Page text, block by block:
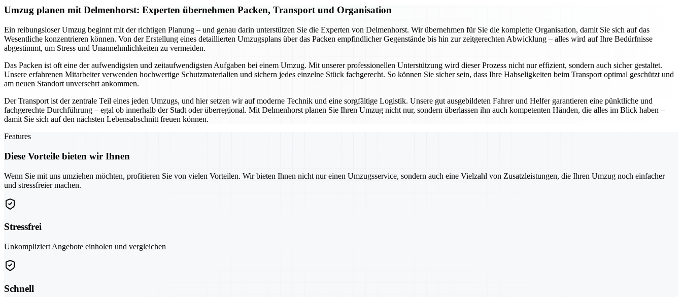
Umzug planen mit Delmenhorst: Experten übernehmen Packen, Transport und Organisation
Ein reibungsloser Umzug beginnt mit der richtigen Planung – und genau darin unterstützen Sie die Experten von Delmenhorst. Wir übernehmen für Sie die komplette Organisation, damit Sie sich auf das
Wesentliche konzentrieren können. Von der Erstellung eines detaillierten Umzugsplans über das Packen empfindlicher Gegenstände bis hin zur zeitgerechten Abwicklung – alles wird auf Ihre Bedürfnisse
abgestimmt, um Stress und Unannehmlichkeiten zu vermeiden.
Das Packen ist oft eine der aufwendigsten und zeitaufwendigsten Aufgaben bei einem Umzug. Mit unserer professionellen Unterstützung wird dieser Prozess nicht nur effizient, sondern auch sicher gestaltet.
Unsere erfahrenen Mitarbeiter verwenden hochwertige Schutzmaterialien und sichern jedes einzelne Stück fachgerecht. So können Sie sicher sein, dass Ihre Habseligkeiten beim Transport optimal geschützt und
am neuen Standort unversehrt ankommen.
Der Transport ist der zentrale Teil eines jeden Umzugs, und hier setzen wir auf moderne Technik und eine sorgfältige Logistik. Unsere gut ausgebildeten Fahrer und Helfer garantieren eine pünktliche und
fachgerechte Durchführung – egal ob innerhalb der Stadt oder überregional. Mit Delmenhorst planen Sie Ihren Umzug nicht nur, sondern überlassen ihn auch kompetenten Händen, die alles im Blick haben –
damit Sie sich auf den nächsten Lebensabschnitt freuen können.
Features
Diese Vorteile bieten wir Ihnen
Wenn Sie mit uns umziehen möchten, profitieren Sie von vielen Vorteilen. Wir bieten Ihnen nicht nur einen Umzugsservice, sondern auch eine Vielzahl von Zusatzleistungen, die Ihren Umzug noch einfacher
und stressfreier machen.
Stressfrei
Unkompliziert Angebote einholen und vergleichen
Schnell